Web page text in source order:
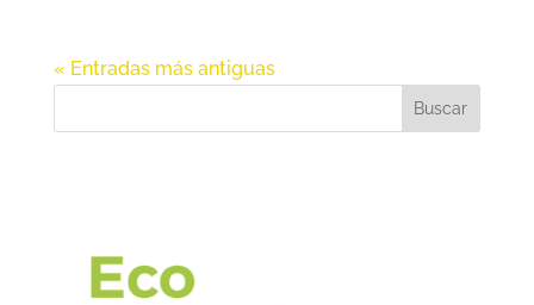
« Entradas más antiguas
Buscar